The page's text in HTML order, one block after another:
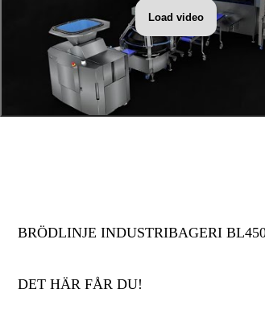
Load video
BRÖDLINJE INDUSTRIBAGERI
DET HÄR FÅR DU!